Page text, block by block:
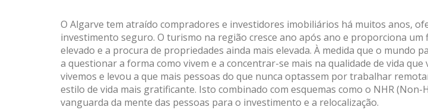
O Algarve tem atraído compradores e investidores imobiliários há muitos anos,
investimento seguro. O turismo na região cresce ano após ano e proporciona
elevado e a procura de propriedades ainda mais elevada. À medida que o
a questionar a forma como vivem e a concentrar-se mais na qualidade de vida
vivemos e levou a que mais pessoas do que nunca optassem por trabalhar
estilo de vida mais gratificante. Isto combinado com esquemas como o NHR
vanguarda da mente das pessoas para o investimento e a relocalização.